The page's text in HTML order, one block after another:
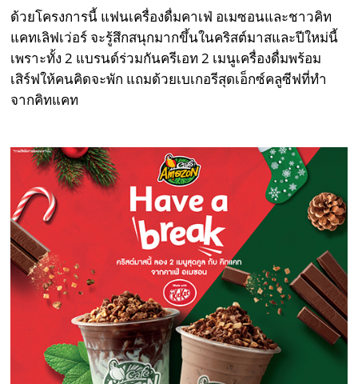
ด้วยโครงการนี้ แฟนเครื่องดื่มคาเฟ่ อเมซอนและชาวคิท
แคทเลิฟเว่อร์ จะรู้สึกสนุกมากขึ้นในคริสต์มาสและปีใหม่นี้
เพราะทั้ง 2 แบรนด์ร่วมกันครีเอท 2 เมนูเครื่องดื่มพร้อม
เสิร์ฟให้คนคิดจะพัก แถมด้วยเบเกอรีสุดเอ็กซ์คลูซีฟที่ทำ
จากคิทแคท